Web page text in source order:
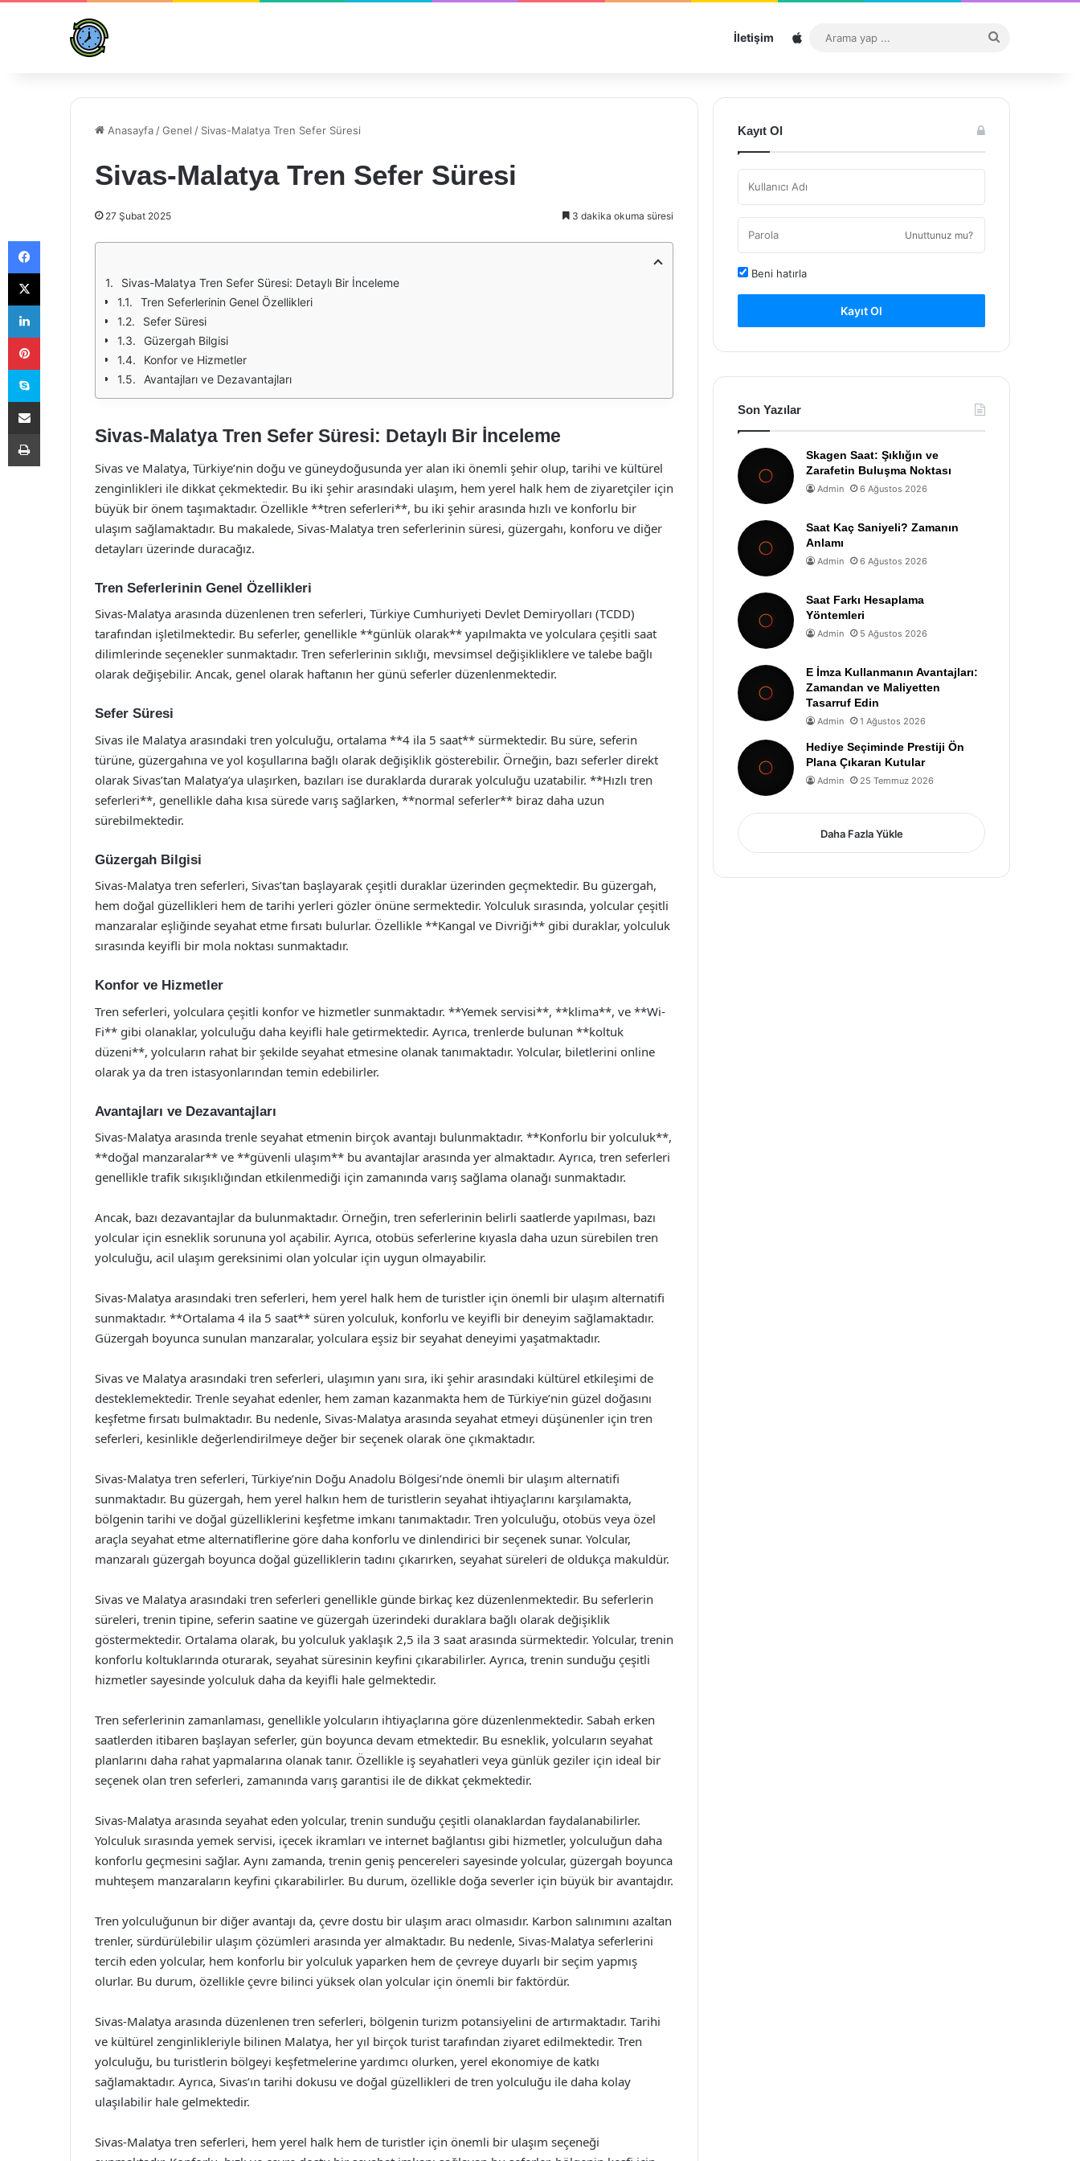
İletişim Sitemap
...
Anasayfa /Genel / Sivas-Malatya Tren Sefer Süresi
Sivas-Malatya Tren Sefer Süresi
27 Şubat 2025 3 dakika okuma süresi
Sivas-Malatya Tren Sefer Süresi: Detaylı Bir İnceleme
Tren Seferlerinin Genel Özellikleri
Sefer Süresi
Güzergah Bilgisi
Konfor ve Hizmetler
Avantajları ve Dezavantajları
Sivas-Malatya Tren Sefer Süresi: Detaylı Bir İnceleme
Sivas ve Malatya, Türkiye’nin doğu ve güneydoğusunda yer alan iki önemli şehir olup, tarihi ve kültürel
zenginlikleri ile dikkat çekmektedir. Bu iki şehir arasındaki ulaşım, hem yerel halk hem de ziyaretçiler için
büyük bir önem taşımaktadır. Özellikle **tren seferleri**, bu iki şehir arasında hızlı ve konforlu bir
ulaşım sağlamaktadır. Bu makalede, Sivas-Malatya tren seferlerinin süresi, güzergahı, konforu ve diğer
detayları üzerinde duracağız.
Tren Seferlerinin Genel Özellikleri
Sivas-Malatya arasında düzenlenen tren seferleri, Türkiye Cumhuriyeti Devlet Demiryolları (TCDD)
tarafından işletilmektedir. Bu seferler, genellikle **günlük olarak** yapılmakta ve yolculara çeşitli saat
dilimlerinde seçenekler sunmaktadır. Tren seferlerinin sıklığı, mevsimsel değişikliklere ve talebe bağlı
olarak değişebilir. Ancak, genel olarak haftanın her günü seferler düzenlenmektedir.
Sefer Süresi
Sivas ile Malatya arasındaki tren yolculuğu, ortalama **4 ila 5 saat** sürmektedir. Bu süre, seferin
türüne, güzergahına ve yol koşullarına bağlı olarak değişiklik gösterebilir. Örneğin, bazı seferler direkt
olarak Sivas’tan Malatya’ya ulaşırken, bazıları ise duraklarda durarak yolculuğu uzatabilir. **Hızlı tren
seferleri**, genellikle daha kısa sürede varış sağlarken, **normal seferler** biraz daha uzun
sürebilmektedir.
Güzergah Bilgisi
Sivas-Malatya tren seferleri, Sivas’tan başlayarak çeşitli duraklar üzerinden geçmektedir. Bu güzergah,
hem doğal güzellikleri hem de tarihi yerleri gözler önüne sermektedir. Yolculuk sırasında, yolcular çeşitli
manzaralar eşliğinde seyahat etme fırsatı bulurlar. Özellikle **Kangal ve Divriği** gibi duraklar, yolculuk
sırasında keyifli bir mola noktası sunmaktadır.
Konfor ve Hizmetler
Tren seferleri, yolculara çeşitli konfor ve hizmetler sunmaktadır. **Yemek servisi**, **klima**, ve **Wi-
Fi** gibi olanaklar, yolculuğu daha keyifli hale getirmektedir. Ayrıca, trenlerde bulunan **koltuk
düzeni**, yolcuların rahat bir şekilde seyahat etmesine olanak tanımaktadır. Yolcular, biletlerini online
olarak ya da tren istasyonlarından temin edebilirler.
Avantajları ve Dezavantajları
Sivas-Malatya arasında trenle seyahat etmenin birçok avantajı bulunmaktadır. **Konforlu bir yolculuk**,
**doğal manzaralar** ve **güvenli ulaşım** bu avantajlar arasında yer almaktadır. Ayrıca, tren seferleri
genellikle trafik sıkışıklığından etkilenmediği için zamanında varış sağlama olanağı sunmaktadır.
Ancak, bazı dezavantajlar da bulunmaktadır. Örneğin, tren seferlerinin belirli saatlerde yapılması, bazı
yolcular için esneklik sorununa yol açabilir. Ayrıca, otobüs seferlerine kıyasla daha uzun sürebilen tren
yolculuğu, acil ulaşım gereksinimi olan yolcular için uygun olmayabilir.
Sivas-Malatya arasındaki tren seferleri, hem yerel halk hem de turistler için önemli bir ulaşım alternatifi
sunmaktadır. **Ortalama 4 ila 5 saat** süren yolculuk, konforlu ve keyifli bir deneyim sağlamaktadır.
Güzergah boyunca sunulan manzaralar, yolculara eşsiz bir seyahat deneyimi yaşatmaktadır.
Sivas ve Malatya arasındaki tren seferleri, ulaşımın yanı sıra, iki şehir arasındaki kültürel etkileşimi de
desteklemektedir. Trenle seyahat edenler, hem zaman kazanmakta hem de Türkiye’nin güzel doğasını
keşfetme fırsatı bulmaktadır. Bu nedenle, Sivas-Malatya arasında seyahat etmeyi düşünenler için tren
seferleri, kesinlikle değerlendirilmeye değer bir seçenek olarak öne çıkmaktadır.
Sivas-Malatya tren seferleri, Türkiye’nin Doğu Anadolu Bölgesi’nde önemli bir ulaşım alternatifi
sunmaktadır. Bu güzergah, hem yerel halkın hem de turistlerin seyahat ihtiyaçlarını karşılamakta,
bölgenin tarihi ve doğal güzelliklerini keşfetme imkanı tanımaktadır. Tren yolculuğu, otobüs veya özel
araçla seyahat etme alternatiflerine göre daha konforlu ve dinlendirici bir seçenek sunar. Yolcular,
manzaralı güzergah boyunca doğal güzelliklerin tadını çıkarırken, seyahat süreleri de oldukça makuldür.
Sivas ve Malatya arasındaki tren seferleri genellikle günde birkaç kez düzenlenmektedir. Bu seferlerin
süreleri, trenin tipine, seferin saatine ve güzergah üzerindeki duraklara bağlı olarak değişiklik
göstermektedir. Ortalama olarak, bu yolculuk yaklaşık 2,5 ila 3 saat arasında sürmektedir. Yolcular, trenin
konforlu koltuklarında oturarak, seyahat süresinin keyfini çıkarabilirler. Ayrıca, trenin sunduğu çeşitli
hizmetler sayesinde yolculuk daha da keyifli hale gelmektedir.
Tren seferlerinin zamanlaması, genellikle yolcuların ihtiyaçlarına göre düzenlenmektedir. Sabah erken
saatlerden itibaren başlayan seferler, gün boyunca devam etmektedir. Bu esneklik, yolcuların seyahat
planlarını daha rahat yapmalarına olanak tanır. Özellikle iş seyahatleri veya günlük geziler için ideal bir
seçenek olan tren seferleri, zamanında varış garantisi ile de dikkat çekmektedir.
Sivas-Malatya arasında seyahat eden yolcular, trenin sunduğu çeşitli olanaklardan faydalanabilirler.
Yolculuk sırasında yemek servisi, içecek ikramları ve internet bağlantısı gibi hizmetler, yolculuğun daha
konforlu geçmesini sağlar. Aynı zamanda, trenin geniş pencereleri sayesinde yolcular, güzergah boyunca
muhteşem manzaraların keyfini çıkarabilirler. Bu durum, özellikle doğa severler için büyük bir avantajdır.
Tren yolculuğunun bir diğer avantajı da, çevre dostu bir ulaşım aracı olmasıdır. Karbon salınımını azaltan
trenler, sürdürülebilir ulaşım çözümleri arasında yer almaktadır. Bu nedenle, Sivas-Malatya seferlerini
tercih eden yolcular, hem konforlu bir yolculuk yaparken hem de çevreye duyarlı bir seçim yapmış
olurlar. Bu durum, özellikle çevre bilinci yüksek olan yolcular için önemli bir faktördür.
Sivas-Malatya arasında düzenlenen tren seferleri, bölgenin turizm potansiyelini de artırmaktadır. Tarihi
ve kültürel zenginlikleriyle bilinen Malatya, her yıl birçok turist tarafından ziyaret edilmektedir. Tren
yolculuğu, bu turistlerin bölgeyi keşfetmelerine yardımcı olurken, yerel ekonomiye de katkı
sağlamaktadır. Ayrıca, Sivas’ın tarihi dokusu ve doğal güzellikleri de tren yolculuğu ile daha kolay
ulaşılabilir hale gelmektedir.
Sivas-Malatya tren seferleri, hem yerel halk hem de turistler için önemli bir ulaşım seçeneği
Kayıt Ol
Unuttunuz mu?
Beni hatırla
Kayıt Ol
Son Yazılar
Skagen Saat: Şıklığın ve
Zarafetin Buluşma Noktası
Admin 6 Ağustos 2026
Saat Kaç Saniyeli? Zamanın
Anlamı
Admin 6 Ağustos 2026
Saat Farkı Hesaplama
Yöntemleri
Admin 5 Ağustos 2026
E İmza Kullanmanın Avantajları:
Zamandan ve Maliyetten
Tasarruf Edin
Admin 1 Ağustos 2026
Hediye Seçiminde Prestiji Ön
Plana Çıkaran Kutular
Admin 25 Temmuz 2026
Daha Fazla Yükle
Facebook
X
LinkedIn
Pinterest
Skype
E-Posta ile paylaş